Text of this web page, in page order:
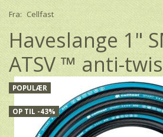
Fra: Cellfast
Haveslange 1"
ATSV ™ anti-
POPULÆR
OP TIL -43%